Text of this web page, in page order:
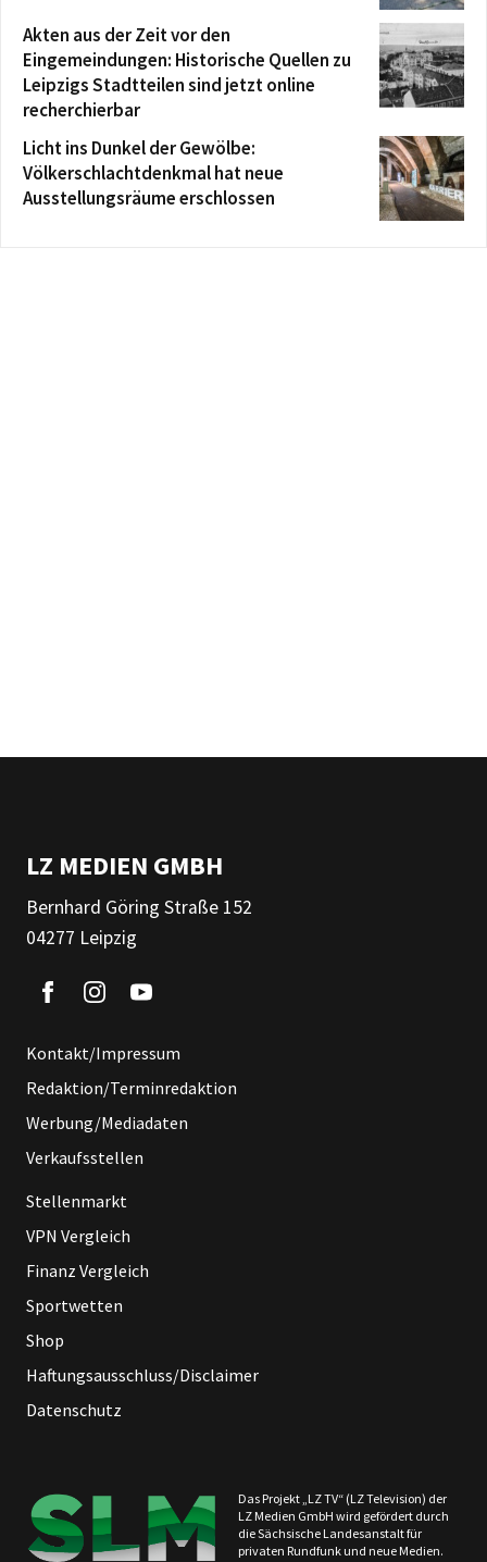
Akten aus der Zeit vor den
Eingemeindungen: Historische Quellen zu
Leipzigs Stadtteilen sind jetzt online
recherchierbar
Licht ins Dunkel der Gewölbe:
Völkerschlachtdenkmal hat neue
Ausstellungsräume erschlossen
LZ MEDIEN GMBH
Bernhard Göring Straße 152
04277 Leipzig
Kontakt/Impressum
Redaktion/Terminredaktion
Werbung/Mediadaten
Verkaufsstellen
Stellenmarkt
VPN Vergleich
Finanz Vergleich
Sportwetten
Shop
Haftungsausschluss/Disclaimer
Datenschutz
Das Projekt „LZ TV“ (LZ Television) der
LZ Medien GmbH wird gefördert durch
die Sächsische Landesanstalt für
privaten Rundfunk und neue Medien.